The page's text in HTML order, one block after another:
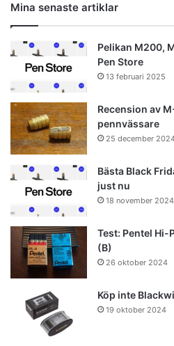
Mina senaste artiklar
Pelikan M200,
Pen Store
13 februari 2025
Recension av
pennvässare
25 december
Bästa Black
just nu
18 november 2024
Test: Pentel
(B)
26 oktober 2024
Köp inte
19 oktober 2024